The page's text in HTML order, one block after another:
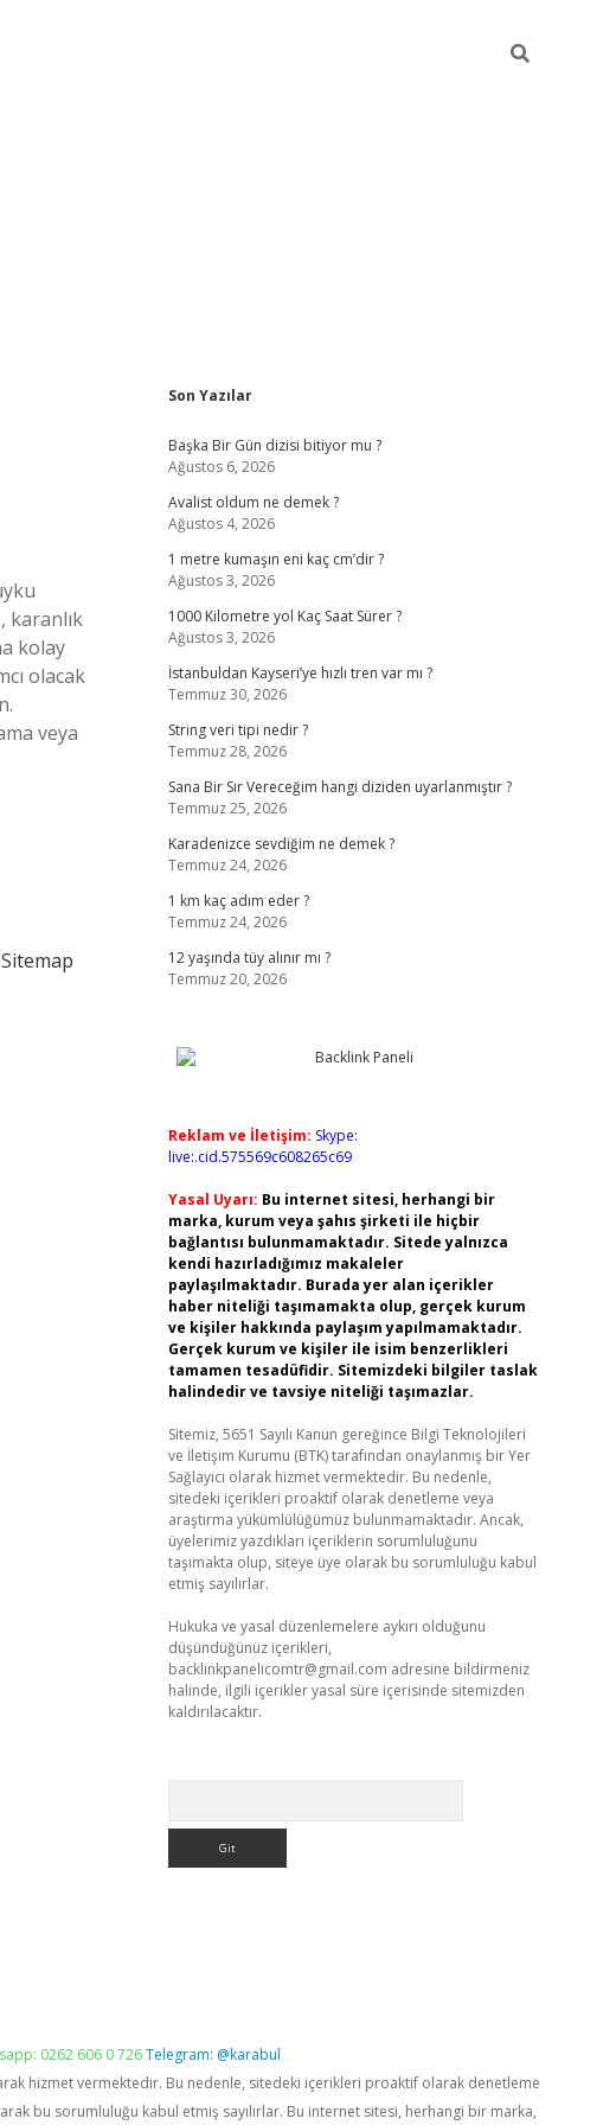
karanlık
kolay
olacak
veya
Sitemap
Sidebar
Son Yazılar
Başka Bir Gün dizisi bitiyor mu ?
Ağustos 6, 2026
Avalist oldum ne demek ?
Ağustos 4, 2026
1 metre kumaşın eni kaç cm’dir ?
Ağustos 3, 2026
1000 Kilometre yol Kaç Saat Sürer ?
Ağustos 3, 2026
İstanbuldan Kayseri’ye hızlı tren var mı ?
Temmuz 30, 2026
String veri tipi nedir ?
Temmuz 28, 2026
Sana Bir Sır Vereceğim hangi diziden uyarlanmıştır ?
Temmuz 25, 2026
Karadenizce sevdiğim ne demek ?
Temmuz 24, 2026
1 km kaç adım eder ?
Temmuz 24, 2026
12 yaşında tüy alınır mı ?
Temmuz 20, 2026
Reklam ve İletişim: Skype:
live:.cid.575569c608265c69
Yasal Uyarı: Bu internet sitesi, herhangi bir
marka, kurum veya şahıs şirketi ile hiçbir
bağlantısı bulunmamaktadır. Sitede yalnızca
kendi hazırladığımız makaleler
paylaşılmaktadır. Burada yer alan içerikler
haber niteliği taşımamakta olup, gerçek kurum
ve kişiler hakkında paylaşım yapılmamaktadır.
Gerçek kurum ve kişiler ile isim benzerlikleri
tamamen tesadüfidir. Sitemizdeki bilgiler taslak
halindedir ve tavsiye niteliği taşımazlar.
Sitemiz, 5651 Sayılı Kanun gereğince Bilgi Teknolojileri
ve İletişim Kurumu (BTK) tarafından onaylanmış bir Yer
Sağlayıcı olarak hizmet vermektedir. Bu nedenle,
sitedeki içerikleri proaktif olarak denetleme veya
araştırma yükümlülüğümüz bulunmamaktadır. Ancak,
üyelerimiz yazdıkları içeriklerin sorumluluğunu
taşımakta olup, siteye üye olarak bu sorumluluğu kabul
etmiş sayılırlar.
Hukuka ve yasal düzenlemelere aykırı olduğunu
düşündüğünüz içerikleri,
backlinkpanelicomtr@gmail.com adresine bildirmeniz
halinde, ilgili içerikler yasal süre içerisinde sitemizden
kaldırılacaktır.
0262 606 0 726Telegram: @karabul
hizmet vermektedir. Bu nedenle, sitedeki içerikleri proaktif olarak denetleme
bu sorumluluğu kabul etmiş sayılırlar. Bu internet sitesi, herhangi bir marka,